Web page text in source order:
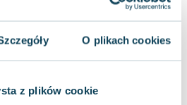
O plikach cookies
z plików cookie